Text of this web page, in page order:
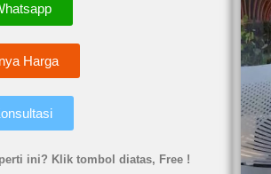
Harga
ini? Klik tombol diatas, Free !